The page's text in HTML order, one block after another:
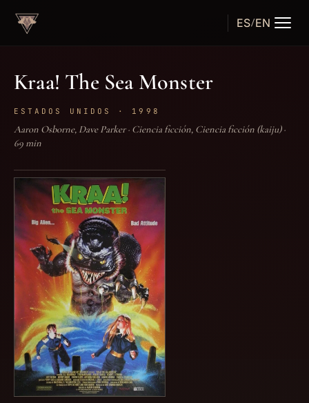
TÁRTARO
ES/EN
Kraa! The Sea Monster
ESTADOS UNIDOS · 1998
Aaron Osborne, Dave Parker · Ciencia ficción, Ciencia ficción (kaiju) ·
69 min